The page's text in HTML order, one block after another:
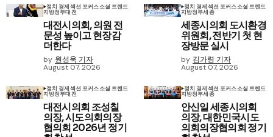
정치 경제 섹션 포커스소셜 트렌드
지방정부대전
대전시의회, 의원 전
문성 높이고 현장감
더한다
by 원성욱 기자
August 07, 2026
정치 경제 섹션 포커스소셜 트렌드
지방정부세종
세종시의회 도시환경
위원회, 전반기 첫 현
장방문 실시
by 김가령 기자
August 07, 2026
정치 경제 섹션 포커스소셜 트렌드
지방정부대전
대전시의회 조성칠
의장, 시도의회의장
협의회 2026년 정기
정치 경제 섹션 포커스소셜 트렌드
지방정부세종
안신일 세종시의회
의장, 대한민국시도
의회의장협의회 정기